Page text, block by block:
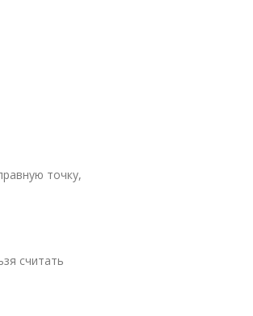
точку,
считать